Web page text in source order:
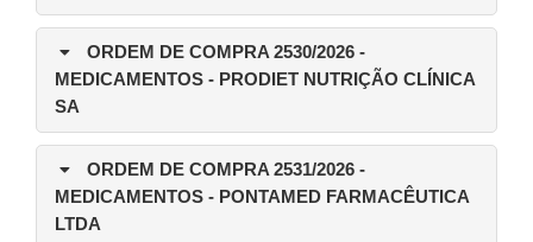
ORDEM DE COMPRA 2530/2026 -
MEDICAMENTOS - PRODIET NUTRIÇÃO CLÍNICA
SA
ORDEM DE COMPRA 2531/2026 -
MEDICAMENTOS - PONTAMED FARMACÊUTICA
LTDA